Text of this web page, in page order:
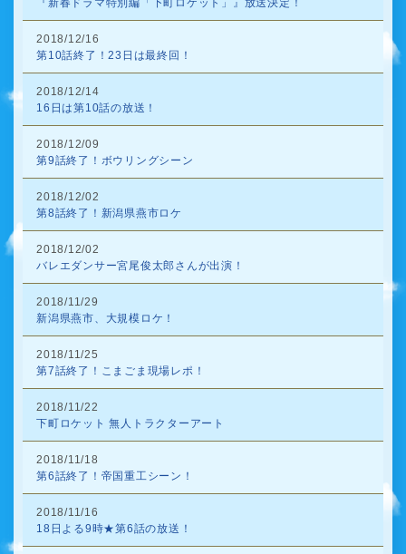
『新春ドラマ特別編「下町ロケット」』放送決定！
2018/12/16
第10話終了！23日は最終回！
2018/12/14
16日は第10話の放送！
2018/12/09
第9話終了！ボウリングシーン
2018/12/02
第8話終了！新潟県燕市ロケ
2018/12/02
バレエダンサー宮尾俊太郎さんが出演！
2018/11/29
新潟県燕市、大規模ロケ！
2018/11/25
第7話終了！こまごま現場レポ！
2018/11/22
下町ロケット 無人トラクターアート
2018/11/18
第6話終了！帝国重工シーン！
2018/11/16
18日よる9時★第6話の放送！